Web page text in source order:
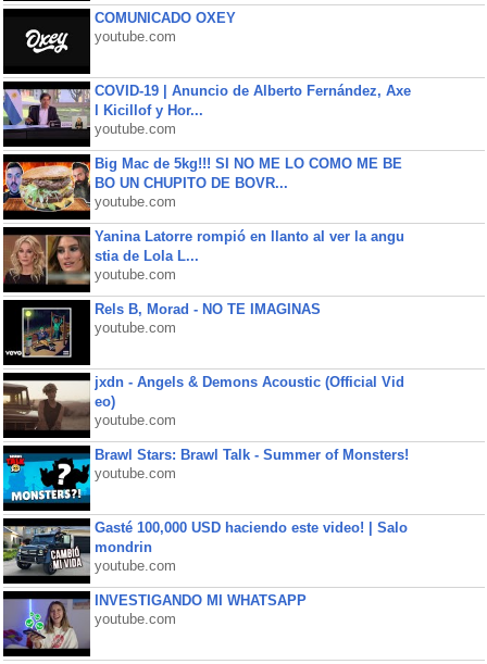
COMUNICADO OXEY
youtube.com
COVID-19 | Anuncio de Alberto Fernández, Axe
l Kicillof y Hor...
youtube.com
Big Mac de 5kg!!! SI NO ME LO COMO ME BE
BO UN CHUPITO DE BOVR...
youtube.com
Yanina Latorre rompió en llanto al ver la angu
stia de Lola L...
youtube.com
Rels B, Morad - NO TE IMAGINAS
youtube.com
jxdn - Angels & Demons Acoustic (Official Vid
eo)
youtube.com
Brawl Stars: Brawl Talk - Summer of Monsters!
youtube.com
Gasté 100,000 USD haciendo este video! | Salo
mondrin
youtube.com
INVESTIGANDO MI WHATSAPP
youtube.com